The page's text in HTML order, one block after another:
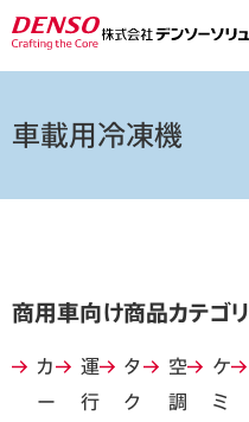
車載用冷凍機
商用車向け商品カテゴリ
カ
ー
運
行
タ
ク
空
調
ケ
ミ